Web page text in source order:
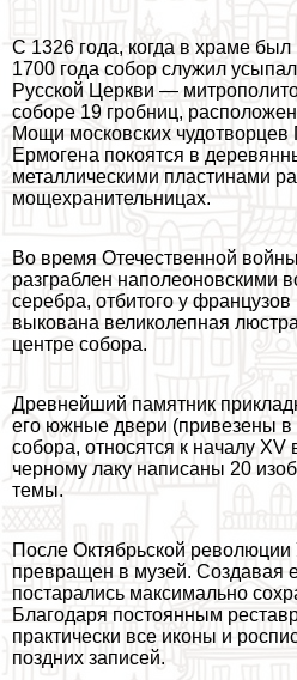
С 1326 года, когда в храме был
1700 года собор служил
Русской Церкви —
соборе 19 гробниц,
Мощи московских
Ермогена покоятся в
металлическими пластинами
мощехранительницах.
Во время Отечественной
разграблен наполеоновскими
серебра, отбитого у
выкована великолепная
центре собора.
Древнейший памятник
его южные двери (привезены в
собора, относятся к началу XV
черному лаку написаны 20
темы.
После Октябрьской
превращен в музей. Создавая
постарались максимально
Благодаря постоянным
пpaктически все иконы и
поздних записей.